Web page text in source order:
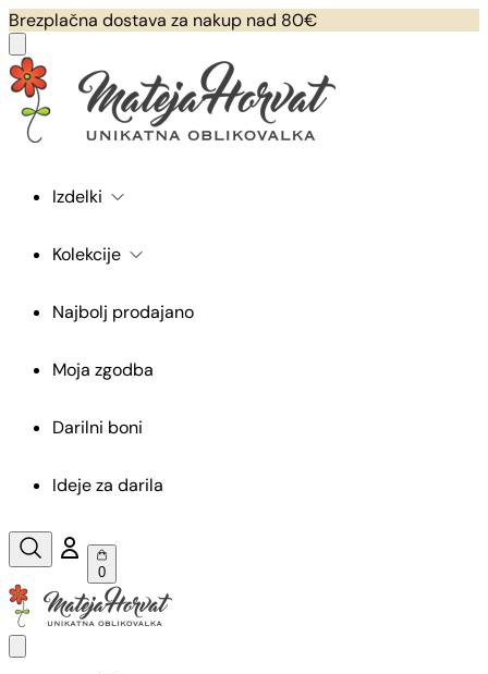
Brezplačna dostava za nakup nad 80€
Izdelki
Kolekcije
Najbolj prodajano
Moja zgodba
Darilni boni
Ideje za darila
0